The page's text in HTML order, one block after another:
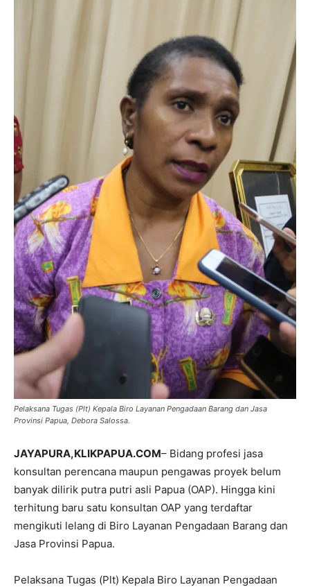
Pelaksana Tugas (Plt) Kepala Biro Layanan Pengadaan Barang dan Jasa
Provinsi Papua, Debora Salossa.
JAYAPURA,KLIKPAPUA.COM– Bidang profesi jasa
konsultan perencana maupun pengawas proyek belum
banyak dilirik putra putri asli Papua (OAP). Hingga kini
terhitung baru satu konsultan OAP yang terdaftar
mengikuti lelang di Biro Layanan Pengadaan Barang dan
Jasa Provinsi Papua.
Pelaksana Tugas (Plt) Kepala Biro Layanan Pengadaan